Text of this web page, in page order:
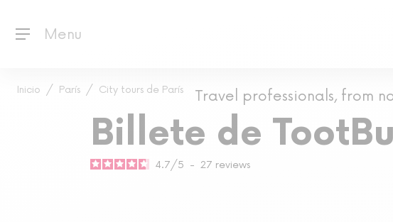
Menu
Travel professionals, from
Inicio París City tours de París
Billete de
4.7/5 - 27 reviews